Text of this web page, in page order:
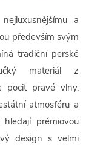
a
především svým
tradiční perské
materiál z
pocit pravé vlny.
atmosféru a
prémiovou
design s velmi